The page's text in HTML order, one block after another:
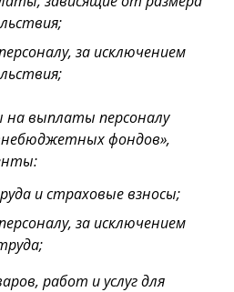
за исключением
на выплаты персоналу
фондов»,
и страховые взносы;
за исключением
работ и услуг для